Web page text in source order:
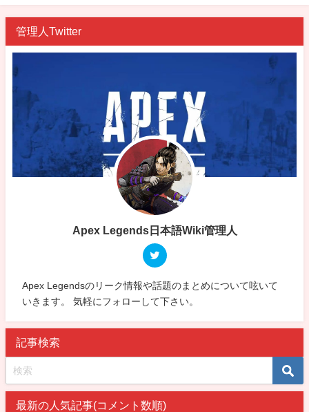
管理人Twitter
Apex Legends日本語Wiki管理人
Apex Legendsのリーク情報や話題のまとめについて呟いて
いきます。 気軽にフォローして下さい。
記事検索
最新の人気記事(コメント数順)